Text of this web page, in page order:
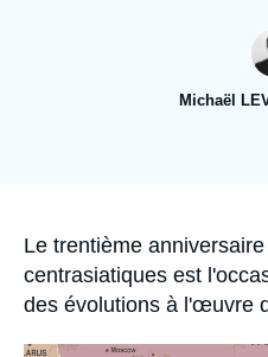
Michaël
Accroche
Le trentième
centrasiatiques est
des évolutions à l'œuvre
Image